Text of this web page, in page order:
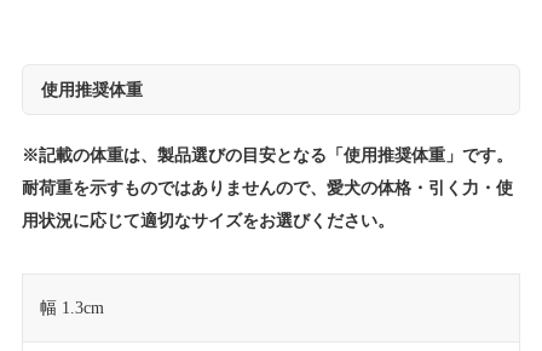
使用推奨体重
※記載の体重は、製品選びの目安となる「使用推奨体重」です。
耐荷重を示すものではありませんので、愛犬の体格・引く力・使
用状況に応じて適切なサイズをお選びください。
幅 1.3cm